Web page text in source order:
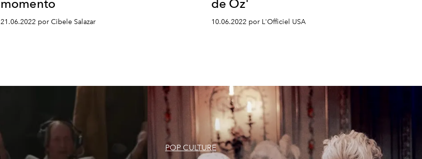
momento
21.06.2022 por Cibele Salazar
de Oz'
10.06.2022 por L'Officiel USA
POP CULTURE